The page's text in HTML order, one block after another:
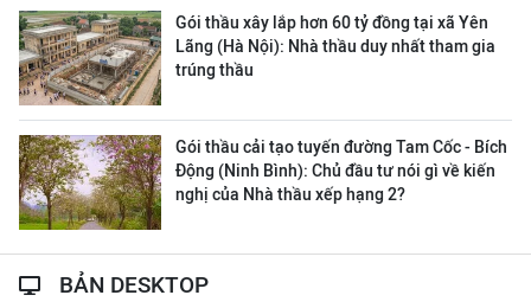
Gói thầu xây lắp hơn 60 tỷ đồng tại xã Yên
Lãng (Hà Nội): Nhà thầu duy nhất tham gia
trúng thầu
Gói thầu cải tạo tuyến đường Tam Cốc - Bích
Động (Ninh Bình): Chủ đầu tư nói gì về kiến
nghị của Nhà thầu xếp hạng 2?
BẢN DESKTOP